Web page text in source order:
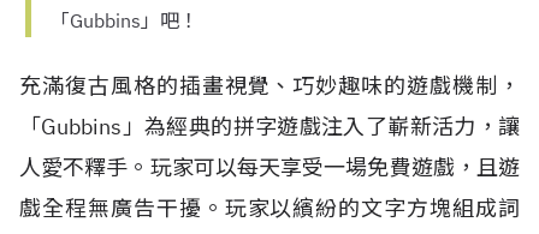
「Gubbins」吧！
充滿復古風格的插畫視覺、巧妙趣味的遊戲機制，
「Gubbins」為經典的拼字遊戲注入了嶄新活力，讓
人愛不釋手。玩家可以每天享受一場免費遊戲，且遊
戲全程無廣告干擾。玩家以繽紛的文字方塊組成詞